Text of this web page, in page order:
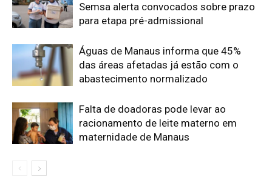
Semsa alerta convocados sobre prazo
para etapa pré-admissional
Águas de Manaus informa que 45%
das áreas afetadas já estão com o
abastecimento normalizado
Falta de doadoras pode levar ao
racionamento de leite materno em
maternidade de Manaus